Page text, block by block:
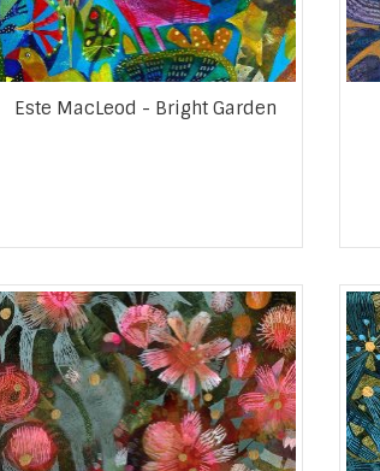
Este MacLeod - Bright Garden